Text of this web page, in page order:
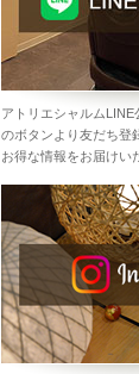
アトリエシャルム
のボタンより友だち登
お得な情報をお届けい